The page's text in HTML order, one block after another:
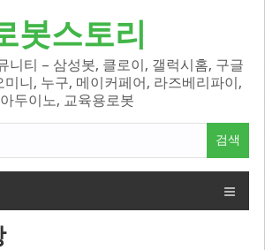
봇스토리
니티 – 삼성봇, 클로이, 갤럭시홈, 구글
미니, 누구, 메이커페어, 라즈베리파이,
아두이노, 교육용로봇